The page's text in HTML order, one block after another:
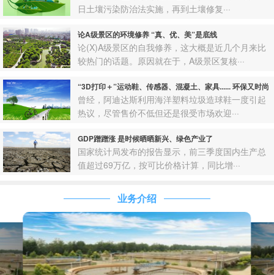
日土壤污染防治法实施，再到土壤修复···
论A级景区的环境修养 “真、优、美”是底线
论(X)A级景区的自我修养，这大概是近几个月来比
较热门的话题。原因就在于，A级景区复核···
“3D打印＋”运动鞋、传感器、混凝土、家具...... 环保又时尚
曾经，阿迪达斯利用海洋塑料垃圾造球鞋一度引起
热议，尽管售价不低但还是很受市场欢迎···
GDP蹭蹭涨 是时候晒晒新兴、绿色产业了
国家统计局发布的报告显示，前三季度国内生产总
值超过69万亿，按可比价格计算，同比增···
业务介绍